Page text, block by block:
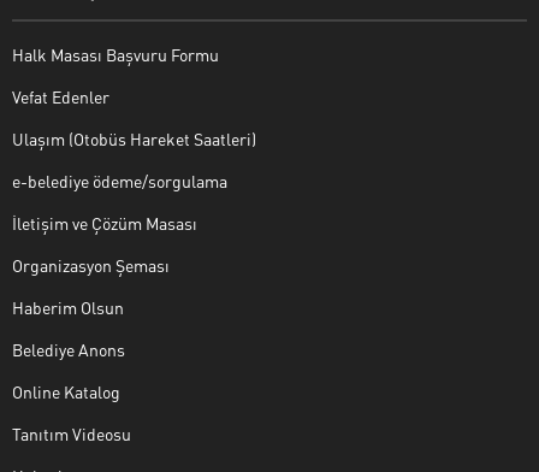
Halk Masası Başvuru Formu
Vefat Edenler
Ulaşım (Otobüs Hareket Saatleri)
e-belediye ödeme/sorgulama
İletişim ve Çözüm Masası
Organizasyon Şeması
Haberim Olsun
Belediye Anons
Online Katalog
Tanıtım Videosu